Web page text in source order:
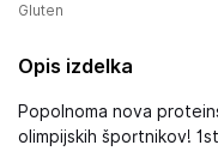
Gluten
Opis izdelka
Popolnoma nova
olimpijskih športnikov!